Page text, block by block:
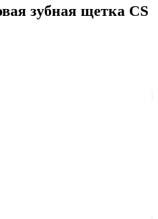
зубная щетка CS